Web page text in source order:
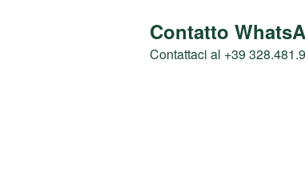
Contatto
Contattaci al +39